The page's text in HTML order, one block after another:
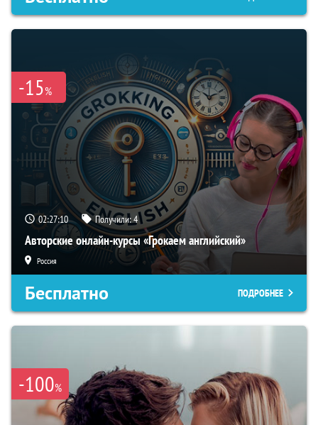
-15%
02:27:09 Получили:4
Авторские онлайн-курсы «Грокаем английский»
Россия
Бесплатно ПОДРОБНЕЕ
-100%